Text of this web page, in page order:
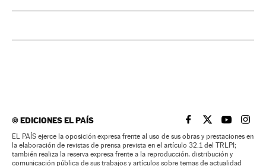
©EDICIONES EL PAÍS EL PAÍS BRASIL EN
EL PAÍSEL PAÍS
EL
EL PAÍS ejerce la oposición expresa frente al uso de sus obras y prestaciones en
la elaboración de revistas de prensa prevista en el artículo 32.1 del TRLPI;
también realiza la reserva expresa frente a la reproducción, distribución y
comunicación pública de sus trabajos y artículos sobre temas de actualidad